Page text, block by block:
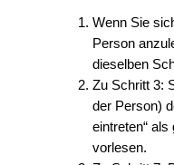
Wenn Sie
Person
dieselben
Zu Schritt 3:
der Person)
eintreten“
vorlesen.